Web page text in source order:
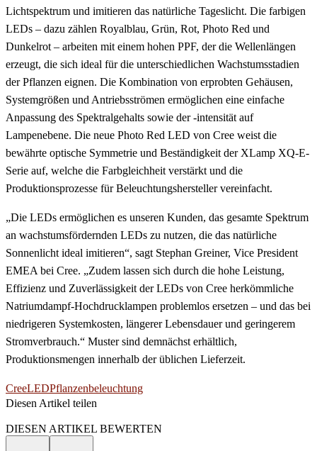
Lichtspektrum und imitieren das natürliche Tageslicht. Die farbigen
LEDs – dazu zählen Royalblau, Grün, Rot, Photo Red und
Dunkelrot – arbeiten mit einem hohen PPF, der die Wellenlängen
erzeugt, die sich ideal für die unterschiedlichen Wachstumsstadien
der Pflanzen eignen. Die Kombination von erprobten Gehäusen,
Systemgrößen und Antriebsströmen ermöglichen eine einfache
Anpassung des Spektralgehalts sowie der -intensität auf
Lampenebene. Die neue Photo Red LED von Cree weist die
bewährte optische Symmetrie und Beständigkeit der XLamp XQ-E-
Serie auf, welche die Farbgleichheit verstärkt und die
Produktionsprozesse für Beleuchtungshersteller vereinfacht.
„Die LEDs ermöglichen es unseren Kunden, das gesamte Spektrum
an wachstumsfördernden LEDs zu nutzen, die das natürliche
Sonnenlicht ideal imitieren“, sagt Stephan Greiner, Vice President
EMEA bei Cree. „Zudem lassen sich durch die hohe Leistung,
Effizienz und Zuverlässigkeit der LEDs von Cree herkömmliche
Natriumdampf-Hochdrucklampen problemlos ersetzen – und das bei
niedrigeren Systemkosten, längerer Lebensdauer und geringerem
Stromverbrauch.“ Muster sind demnächst erhältlich,
Produktionsmengen innerhalb der üblichen Lieferzeit.
CreeLEDPflanzenbeleuchtung
Diesen Artikel teilen
DIESEN ARTIKEL BEWERTEN